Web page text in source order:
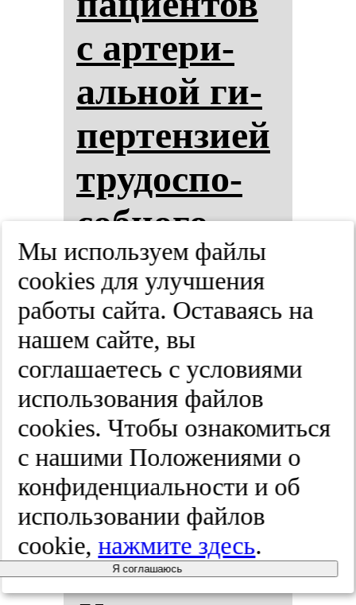
с ар­те­ри­
аль­ной ги­
пер­тен­зи­ей
тру­дос­по­
соб­но­го
воз­рас­та на
фо­не ле­че­
ния Мек­си­
до­лом.
Жур­нал нев­
ро­ло­гии и
пси­хи­ат­рии
им. С.С.
Мы используем файлы
cооkies для улучшения
работы сайта. Оставаясь на
нашем сайте, вы
соглашаетесь с условиями
использования файлов
cооkies. Чтобы ознакомиться
с нашими Положениями о
конфиденциальности и об
использовании файлов
cookie,нажмите здесь.
Я соглашаюсь